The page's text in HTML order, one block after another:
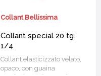
Collant Bellissima
Collant special 20 tg.
1/4
Collant elasticizzato velato,
opaco, con guaina